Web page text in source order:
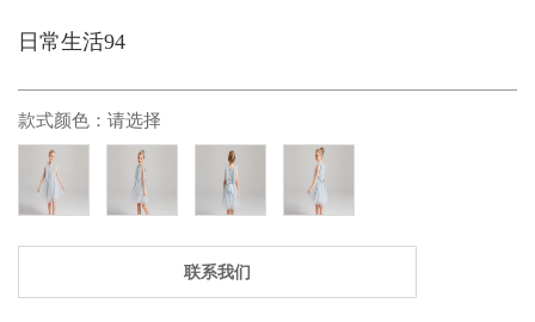
日常生活94
款式颜色： 请选择
联系我们